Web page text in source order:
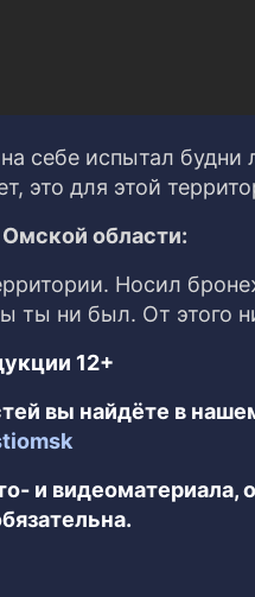
себе испытал
это для этой
области:
Носил
ты ни был. От этого
12+
вы найдёте в
и